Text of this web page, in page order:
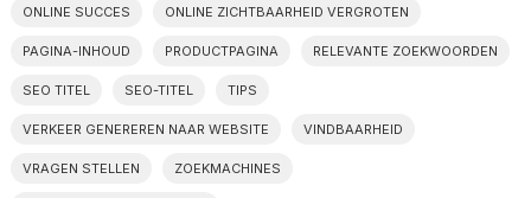
ONLINE SUCCES ONLINE ZICHTBAARHEID VERGROTEN
PAGINA-INHOUD PRODUCTPAGINA RELEVANTE ZOEKWOORDEN
SEO TITEL SEO-TITEL TIPS
VERKEER GENEREREN NAAR WEBSITE VINDBAARHEID
VRAGEN STELLEN ZOEKMACHINES